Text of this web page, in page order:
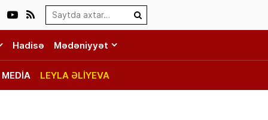
Search…
Hadisə Mədəniyyət
MEDİA LEYLA ƏLİYEVA